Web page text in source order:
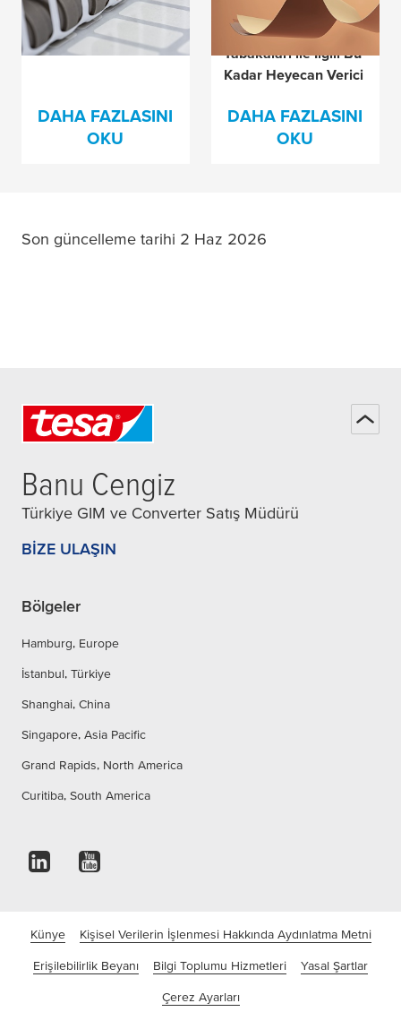
Teknolojisi
DAHA FAZLASINI
OKU
Astarlar, Çıkarma
Kaplamaları ve
Tabakaları ile İlgili Bu
Kadar Heyecan Verici
DAHA FAZLASINI
OKU
Son güncelleme tarihi 2 Haz 2026
Banu Cengiz
Türkiye GIM ve Converter Satış Müdürü
BIZE ULAŞIN
Bölgeler
Hamburg, Europe
İstanbul, Türkiye
Shanghai, China
Singapore, Asia Pacific
Grand Rapids, North America
Curitiba, South America
Künye Kişisel Verilerin İşlenmesi Hakkında Aydınlatma Metni
Erişilebilirlik Beyanı Bilgi Toplumu Hizmetleri Yasal Şartlar
Çerez Ayarları